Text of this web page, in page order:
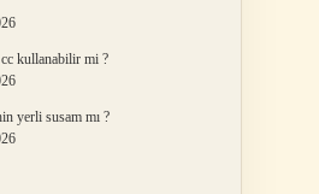
kullanabilir mi ?
yerli susam mı ?